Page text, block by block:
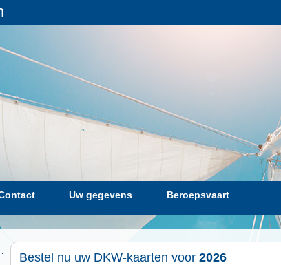
Uw gegevens Beroepsvaart
Bestel nu uw DKW-kaarten voor2026